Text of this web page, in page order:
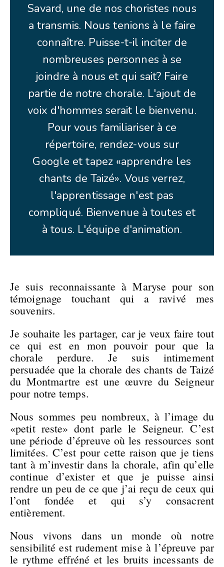
Savard, une de nos choristes nous
a transmis. Nous tenions à le faire
connaître. Puisse-t-il inciter de
nombreuses personnes à se
joindre à nous et qui sait? Faire
partie de notre chorale. L'ajout de
voix d'hommes serait le bienvenu.
Pour vous familiariser à ce
répertoire, rendez-vous sur
Google et tapez «apprendre les
chants de Taizé». Vous verrez,
l'apprentissage n'est pas
compliqué. Bienvenue à toutes et
à tous. L'équipe d'animation.
Je suis reconnaissante à Maryse pour son
témoignage touchant qui a ravivé mes
souvenirs.
Je souhaite les partager, car je veux faire tout
ce qui est en mon pouvoir pour que la
chorale perdure. Je suis intimement
persuadée que la chorale des chants de Taizé
du Montmartre est une œuvre du Seigneur
pour notre temps.
Nous sommes peu nombreux, à l’image du
«petit reste» dont parle le Seigneur. C’est
une période d’épreuve où les ressources sont
limitées. C’est pour cette raison que je tiens
tant à m’investir dans la chorale, afin qu’elle
continue d’exister et que je puisse ainsi
rendre un peu de ce que j’ai reçu de ceux qui
l’ont fondée et qui s’y consacrent
entièrement.
Nous vivons dans un monde où notre
sensibilité est rudement mise à l’épreuve par
le rythme effréné et les bruits incessants de